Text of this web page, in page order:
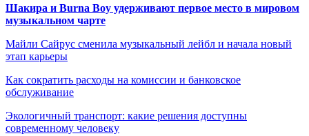
Шакира и Burna Boy удерживают первое место в мировом
музыкальном чарте
Майли Сайрус сменила музыкальный лейбл и начала новый
этап карьеры
Как сократить расходы на комиссии и банковское
обслуживание
Экологичный транспорт: какие решения доступны
современному человеку